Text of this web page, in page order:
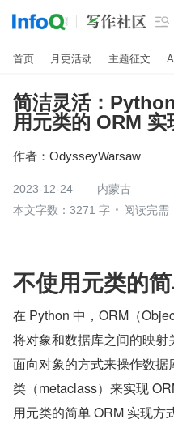

首页 月更活动 主题征文
简洁灵活：
用元类的 ORM 实
作者： OdysseyWarsaw
2023-12-24
内蒙古
本文字数：3271 字
阅读完需
不使用元类的
在 Python 中，ORM（
将对象和数据库之间的映
面向对象的方式来操作数
类（metaclass）来实现
用元类的简单 ORM 实现方式